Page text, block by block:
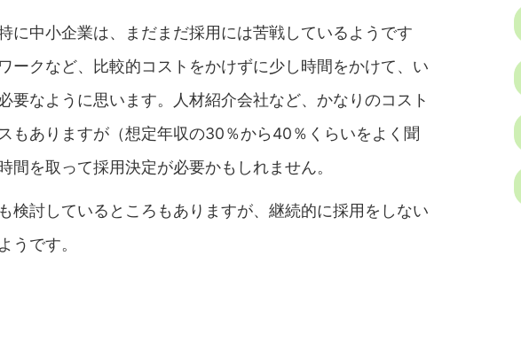
に中小企業は、まだまだ採用には苦戦しているようです
ークなど、比較的コストをかけずに少し時間をかけて、い
要なように思います。人材紹介会社など、かなりのコスト
もありますが（想定年収の30％から40％くらいをよく聞
間を取って採用決定が必要かもしれません。
検討しているところもありますが、継続的に採用をしない
うです。